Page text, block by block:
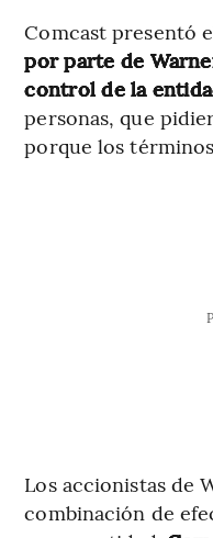
Comcast presentó
por parte de
control de la
personas, que
porque los
Los accionistas de
combinación de